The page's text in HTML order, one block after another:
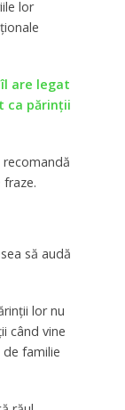
lor
are legat
ca părinții
să audă
lor nu
când vine
familie